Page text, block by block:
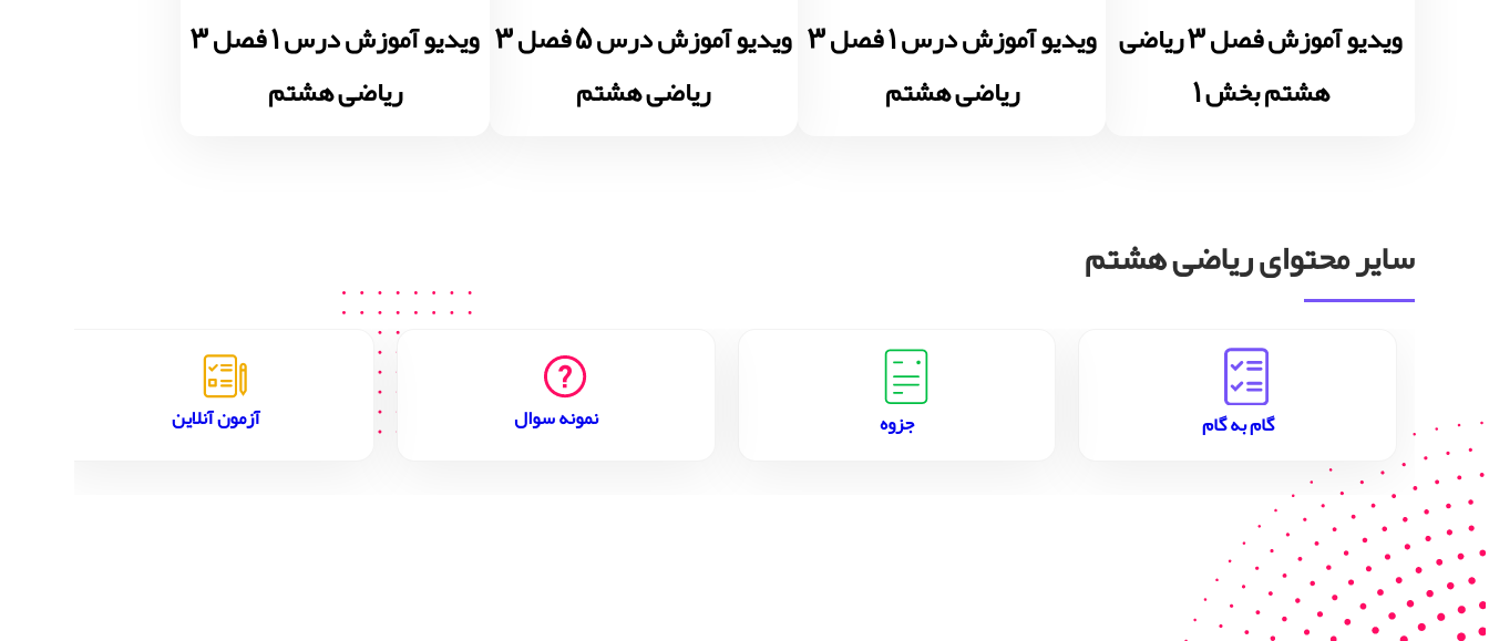
ویدیو آموزش فصل 3 ریاضی
هشتم بخش 1
ویدیو آموزش درس 1 فصل 3
ریاضی هشتم
ویدیو آموزش درس 5 فصل 3
ریاضی هشتم
ویدیو آموزش درس 1 فصل 3
ریاضی هشتم
سایر محتوای ریاضی هشتم
گام به گام جزوه نمونه سوال آزمون آنلاین